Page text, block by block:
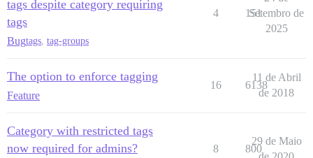
tags despite category requiring
tags
Bugtags, tag-groups
4 151
Setembro de
2025
The option to enforce tagging
Feature
16 6138
11 de Abril
de 2018
Category with restricted tags
now required for admins?
8 800
29 de Maio